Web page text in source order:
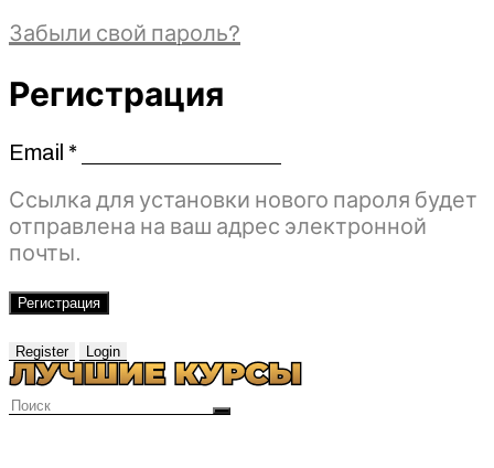
Забыли свой пароль?
Регистрация
Email *Обязательно
Ссылка для установки нового пароля будет
отправлена ​​на ваш адрес электронной
почты.
Регистрация
Register Login